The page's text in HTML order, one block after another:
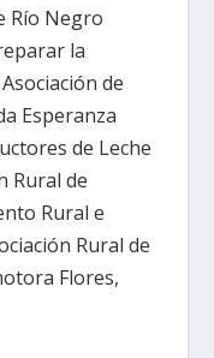
Río Negro
la
de
Esperanza
de Leche
Rural de
Rural e
Rural de
Flores,